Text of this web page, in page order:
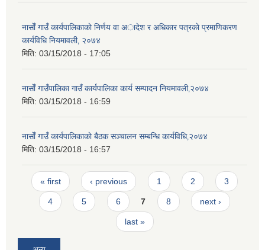
नासाेँ गाउँ कार्यपालिकाकाे निर्णय वा अादेश र अधिकार पत्रकाे प्रमाणिकरण
कार्यविधि नियमावली‚ २०७४
मिति: 03/15/2018 - 17:05
नासाेँ गाउँपालिका गाउँ कार्यपालिका कार्य सम्पादन नियमावली‚२०७४
मिति: 03/15/2018 - 16:59
नासाेँ गाउँ कार्यपालिकाकाे बैठक सञ्चालन सम्बन्धि कार्यविधि‚२०७४
मिति: 03/15/2018 - 16:57
Pages
« first ‹ previous 1 2 3
4 5 6 7 8 next ›
last »